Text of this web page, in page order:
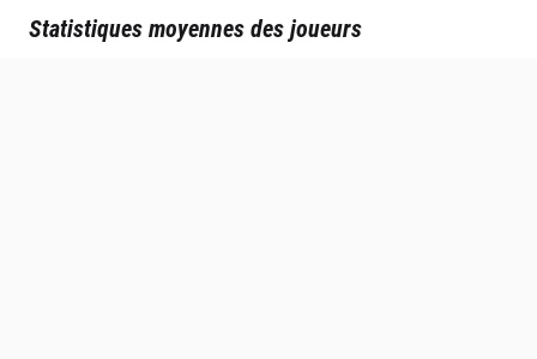
Statistiques moyennes des joueurs